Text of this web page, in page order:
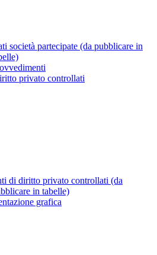
società partecipate (da pubblicare in
privato controllati
di diritto privato controllati (da
in tabelle)
grafica